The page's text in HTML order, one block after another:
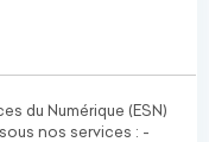
du Numérique (ESN)
nos services : -